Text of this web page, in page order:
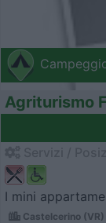
Agriturismo
I mini
Castelcerino